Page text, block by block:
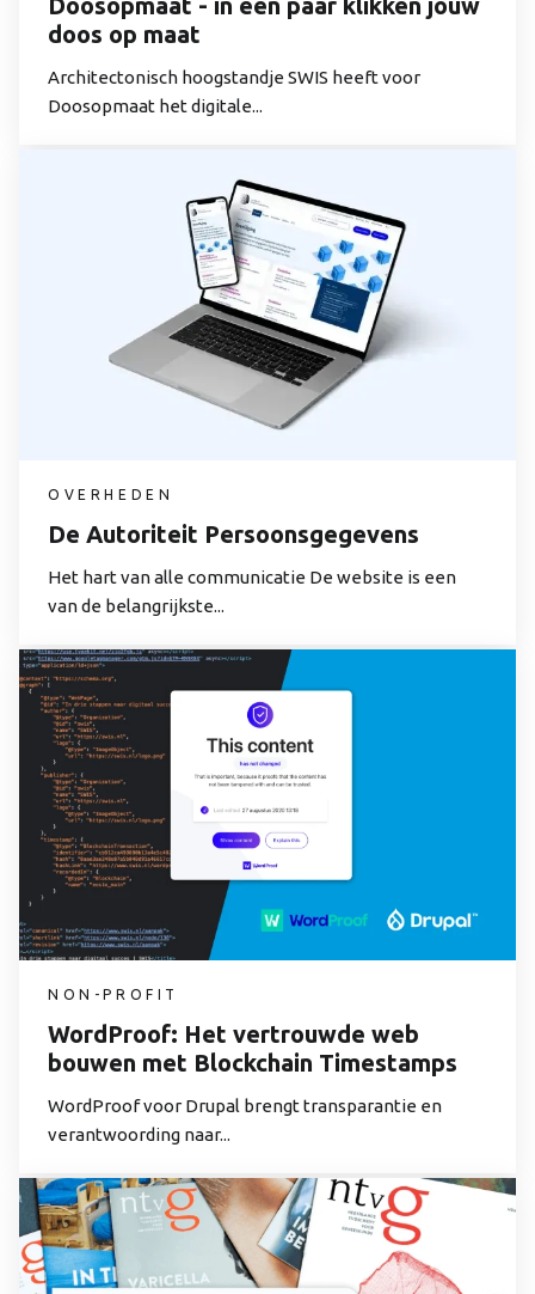
doos op maat
Architectonisch hoogstandje SWIS heeft voor
Doosopmaat het digitale...
OVERHEDEN
De Autoriteit Persoonsgegevens
Het hart van alle communicatie De website is een
van de belangrijkste...
NON-PROFIT
WordProof: Het vertrouwde web
bouwen met Blockchain Timestamps
WordProof voor Drupal brengt transparantie en
verantwoording naar...